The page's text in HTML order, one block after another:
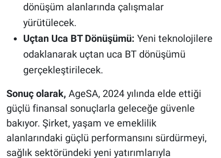
dönüşüm alanlarında çalışmalar
yürütülecek.
Uçtan Uca BT Dönüşümü: Yeni teknolojilere
odaklanarak uçtan uca BT dönüşümü
gerçekleştirilecek.
Sonuç olarak, AgeSA, 2024 yılında elde ettiği
güçlü finansal sonuçlarla geleceğe güvenle
bakıyor. Şirket, yaşam ve emeklilik
alanlarındaki güçlü performansını sürdürmeyi,
sağlık sektöründeki yeni yatırımlarıyla